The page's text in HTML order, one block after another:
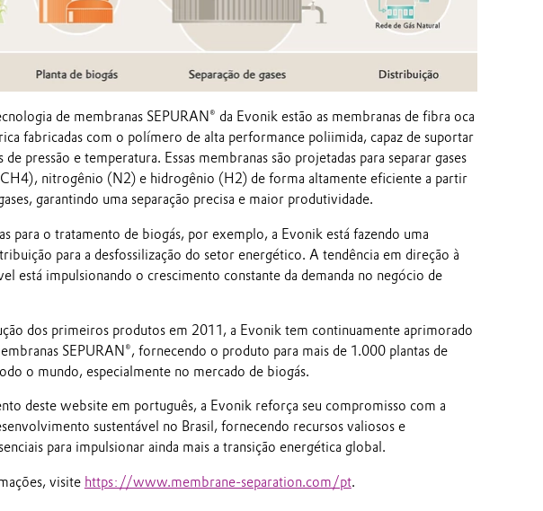
de membranas SEPURAN® da Evonik estão as membranas de fibra oca
fabricadas com o polímero de alta performance poliimida, capaz de suportar
de pressão e temperatura. Essas membranas são projetadas para separar gases
nitrogênio (N2) e hidrogênio (H2) de forma altamente eficiente a partir
garantindo uma separação precisa e maior produtividade.
para o tratamento de biogás, por exemplo, a Evonik está fazendo uma
para a desfossilização do setor energético. A tendência em direção à
está impulsionando o crescimento constante da demanda no negócio de
dos primeiros produtos em 2011, a Evonik tem continuamente aprimorado
SEPURAN®, fornecendo o produto para mais de 1.000 plantas de
o mundo, especialmente no mercado de biogás.
deste website em português, a Evonik reforça seu compromisso com a
sustentável no Brasil, fornecendo recursos valiosos e
para impulsionar ainda mais a transição energética global.
visite https://www.membrane-separation.com/pt.